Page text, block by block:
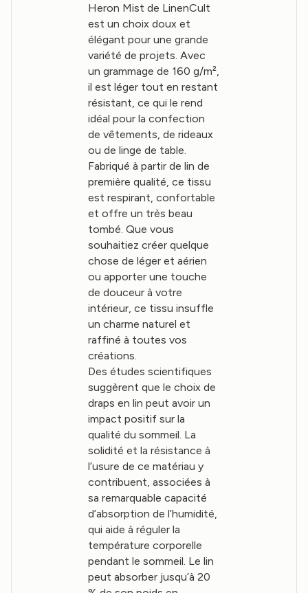
Heron Mist de LinenCult
est un choix doux et
élégant pour une grande
variété de projets. Avec
un grammage de 160 g/m²,
il est léger tout en restant
résistant, ce qui le rend
idéal pour la confection
de vêtements, de rideaux
ou de linge de table.
Fabriqué à partir de lin de
première qualité, ce tissu
est respirant, confortable
et offre un très beau
tombé. Que vous
souhaitiez créer quelque
chose de léger et aérien
ou apporter une touche
de douceur à votre
intérieur, ce tissu insuffle
un charme naturel et
raffiné à toutes vos
créations.
Des études scientifiques
suggèrent que le choix de
draps en lin peut avoir un
impact positif sur la
qualité du sommeil. La
solidité et la résistance à
l’usure de ce matériau y
contribuent, associées à
sa remarquable capacité
d’absorption de l’humidité,
qui aide à réguler la
température corporelle
pendant le sommeil. Le lin
peut absorber jusqu’à 20